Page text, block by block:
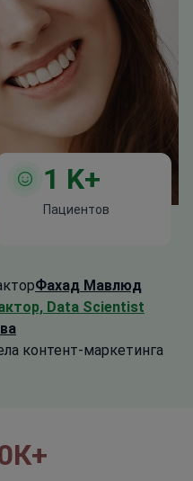
1 K+
Пациентов
Фахад Мавлюд
Data Scientist
контент-маркетинга
К+